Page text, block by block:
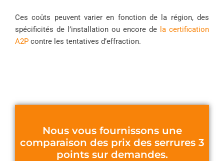
Ces coûts peuvent varier en fonction de la région, des
spécificités de l’installation ou encore de la certification
A2P contre les tentatives d’effraction.
Nous vous fournissons une
comparaison des prix des serrures 3
points sur demandes.